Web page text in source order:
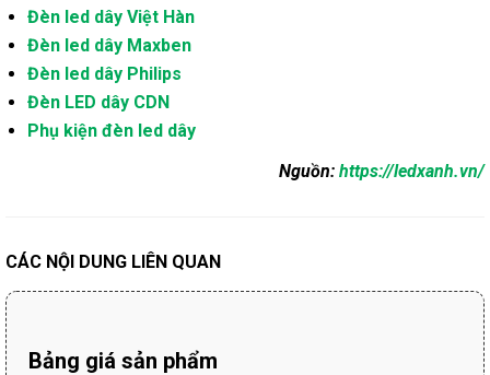
Đèn led dây Việt Hàn
Đèn led dây Maxben
Đèn led dây Philips
Đèn LED dây CDN
Phụ kiện đèn led dây
Nguồn: https://ledxanh.vn/
CÁC NỘI DUNG LIÊN QUAN
Bảng giá sản phẩm